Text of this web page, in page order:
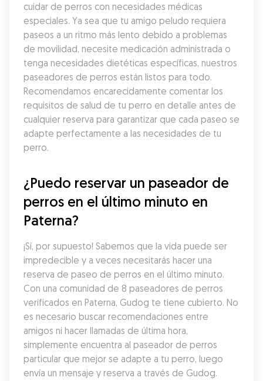
cuidar de perros con necesidades médicas
especiales. Ya sea que tu amigo peludo requiera
paseos a un ritmo más lento debido a problemas
de movilidad, necesite medicación administrada o
tenga necesidades dietéticas específicas, nuestros
paseadores de perros están listos para todo.
Recomendamos encarecidamente comentar los
requisitos de salud de tu perro en detalle antes de
cualquier reserva para garantizar que cada paseo se
adapte perfectamente a las necesidades de tu
perro.
¿Puedo reservar un paseador de
perros en el último minuto en
Paterna?
¡Sí, por supuesto! Sabemos que la vida puede ser
impredecible y a veces necesitarás hacer una
reserva de paseo de perros en el último minuto.
Con una comunidad de 8 paseadores de perros
verificados en Paterna, Gudog te tiene cubierto. No
es necesario buscar recomendaciones entre
amigos ni hacer llamadas de última hora,
simplemente encuentra al paseador de perros
particular que mejor se adapte a tu perro, luego
envía un mensaje y reserva a través de Gudog.